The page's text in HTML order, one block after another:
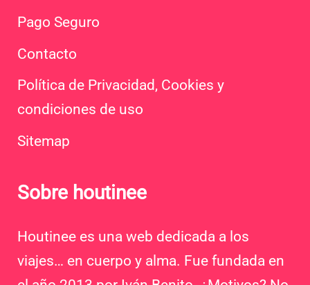
Pago Seguro
Contacto
Política de Privacidad, Cookies y
condiciones de uso
Sitemap
Sobre houtinee
Houtinee es una web dedicada a los
viajes… en cuerpo y alma. Fue fundada en